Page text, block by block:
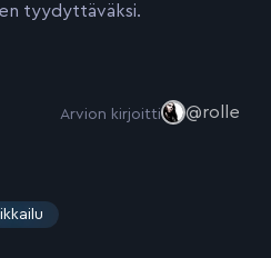
tyydyttäväksi.
Arvion kirjoitti @rolle